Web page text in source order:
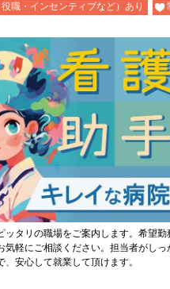
職・インセンティブなど）あり
ッタリの職場をご案内します。希望勤
気軽にご相談ください。担当者がしっ
安心して就業して頂けます。